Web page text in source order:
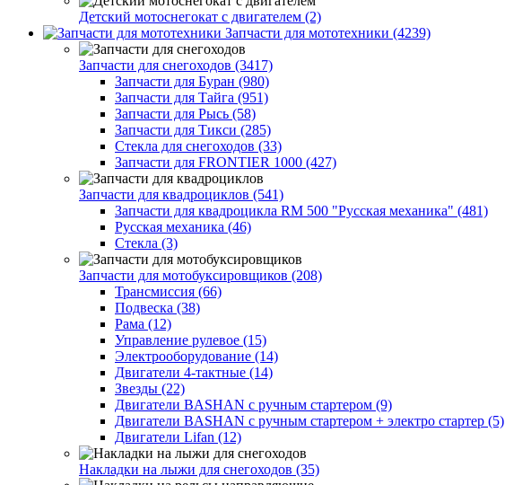
Детский мотоснегокат с двигателем (2)
Запчасти для мототехники (4239)
Запчасти для снегоходов (3417)
Запчасти для Буран (980)
Запчасти для Тайга (951)
Запчасти для Рысь (58)
Запчасти для Тикси (285)
Стекла для снегоходов (33)
Запчасти для FRONTIER 1000 (427)
Запчасти для квадроциклов (541)
Запчасти для квадроцикла RM 500 "Русская механика" (481)
Русская механика (46)
Стекла (3)
Запчасти для мотобуксировщиков (208)
Трансмиссия (66)
Подвеска (38)
Рама (12)
Управление рулевое (15)
Электрооборудование (14)
Двигатели 4-тактные (14)
Звезды (22)
Двигатели BASHAN с ручным стартером (9)
Двигатели BASHAN с ручным стартером + электро стартер (5)
Двигатели Lifan (12)
Накладки на лыжи для снегоходов (35)